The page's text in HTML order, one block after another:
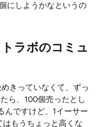
にしようかなというの
ラボのコミュ
きっていなくて、ずっ
ら、100個売ったとし
んですけど、1イーサー
もうちょっと高くな